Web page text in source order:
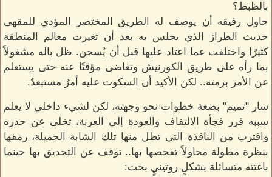
بالظبط؟
حاول رفيقه أن يوصف له الطريق المختصر المؤدي للمقهى
حديث الطراز الذي يجلس به بعد أن تغيرت معالم المنطقة
كثيرًا واختلفت عما اعتاد عليها قبل أن يُسجن. ظل باله مشغولاً
بما رأه على طريق الكورنيش وتغاضى مؤقتًا عنه حتى يستعلم
عن الأمر برمته.. لكن الأكيد أن السكوت عليه أمرٌ مستبعدٌ.
سار "تميم" بضعة خطوات نحو وجهته، لكن لشيء داخلي لا يعلم
سببه قرر فجأة الالتفاف والعودة إلى العربة، تخلى عن حذره
واقترب من النافذة التي تطل منها تلك الشابة الجميلة، رمقها
بنظرة مطولة محاولاً تفحصها بها.. توقف عن التحديق بها حينما
باغتته متسائلة بشكلٍ روتينيٍ بحت: